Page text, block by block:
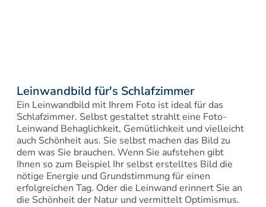
Leinwandbild für's Schlafzimmer
Ein Leinwandbild mit Ihrem Foto ist ideal für das
Schlafzimmer. Selbst gestaltet strahlt eine Foto-
Leinwand Behaglichkeit, Gemütlichkeit und vielleicht
auch Schönheit aus. Sie selbst machen das Bild zu
dem was Sie brauchen. Wenn Sie aufstehen gibt
Ihnen so zum Beispiel Ihr selbst erstelltes Bild die
nötige Energie und Grundstimmung für einen
erfolgreichen Tag. Oder die Leinwand erinnert Sie an
die Schönheit der Natur und vermittelt Optimismus.